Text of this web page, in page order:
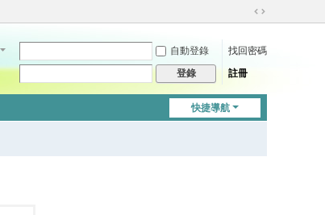
切
到
自動登錄
找回密碼
登錄 註冊
快捷導航